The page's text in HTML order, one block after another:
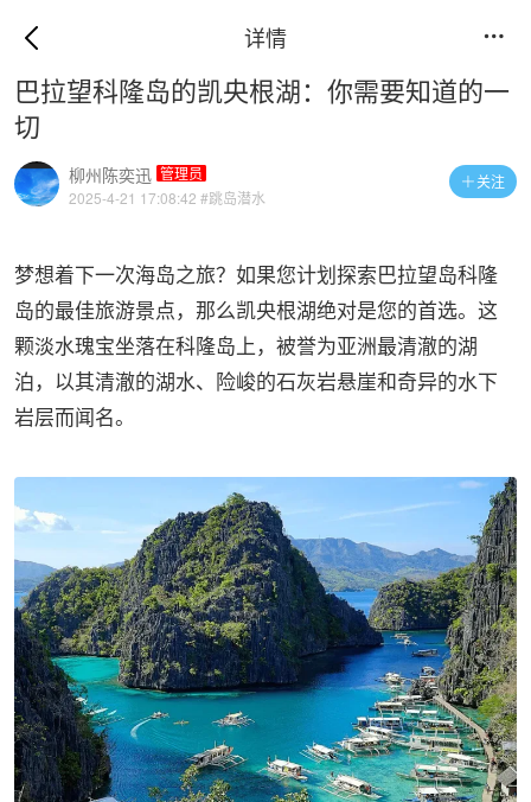
详情 
巴拉望科隆岛的凯央根湖：你需要知道的一
切
关注
柳州陈奕迅 管理员
2025-4-21 17:08:42 #跳岛潜水
梦想着下一次海岛之旅？如果您计划探索巴拉望岛科隆
岛的最佳旅游景点，那么凯央根湖绝对是您的首选。这
颗淡水瑰宝坐落在科隆岛上，被誉为亚洲最清澈的湖
泊，以其清澈的湖水、险峻的石灰岩悬崖和奇异的水下
岩层而闻名。